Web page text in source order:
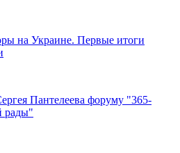
на Украине. Первые итоги
Пантелеева форуму "365-
рады"